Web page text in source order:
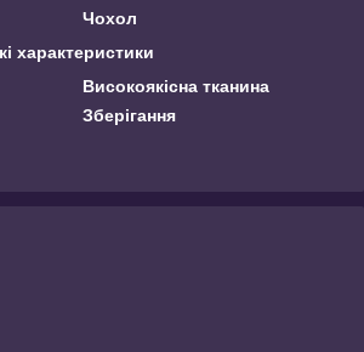
Чохол
характеристики
Високоякісна тканина
Зберігання